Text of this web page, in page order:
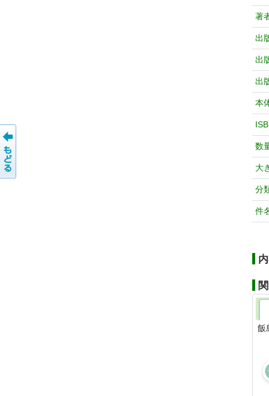
著
出
出
出
本
数
大
分
件
飯